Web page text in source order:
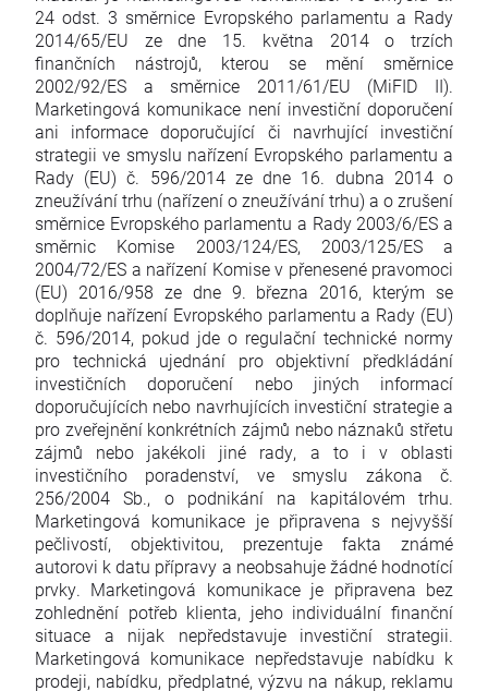
24 odst. 3 směrnice Evropského parlamentu a Rady
2014/65/EU ze dne 15. května 2014 o trzích
finančních nástrojů, kterou se mění směrnice
2002/92/ES a směrnice 2011/61/EU (MiFID II).
Marketingová komunikace není investiční doporučení
ani informace doporučující či navrhující investiční
strategii ve smyslu nařízení Evropského parlamentu a
Rady (EU) č. 596/2014 ze dne 16. dubna 2014 o
zneužívání trhu (nařízení o zneužívání trhu) a o zrušení
směrnice Evropského parlamentu a Rady 2003/6/ES a
směrnic Komise 2003/124/ES, 2003/125/ES a
2004/72/ES a nařízení Komise v přenesené pravomoci
(EU) 2016/958 ze dne 9. března 2016, kterým se
doplňuje nařízení Evropského parlamentu a Rady (EU)
č. 596/2014, pokud jde o regulační technické normy
pro technická ujednání pro objektivní předkládání
investičních doporučení nebo jiných informací
doporučujících nebo navrhujících investiční strategie a
pro zveřejnění konkrétních zájmů nebo náznaků střetu
zájmů nebo jakékoli jiné rady, a to i v oblasti
investičního poradenství, ve smyslu zákona č.
256/2004 Sb., o podnikání na kapitálovém trhu.
Marketingová komunikace je připravena s nejvyšší
pečlivostí, objektivitou, prezentuje fakta známé
autorovi k datu přípravy a neobsahuje žádné hodnotící
prvky. Marketingová komunikace je připravena bez
zohlednění potřeb klienta, jeho individuální finanční
situace a nijak nepředstavuje investiční strategii.
Marketingová komunikace nepředstavuje nabídku k
prodeji, nabídku, předplatné, výzvu na nákup, reklamu